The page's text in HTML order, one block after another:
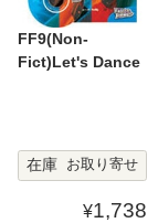
FF9(Non-
Fict)Let's Dance
在庫 お取り寄せ
¥1,738